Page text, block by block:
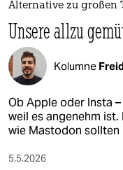
Alternative zu großen
Unsere allzu
Kolumne
Ob Apple oder Insta
weil es angenehm
wie Mastodon sollten
5.5.2026